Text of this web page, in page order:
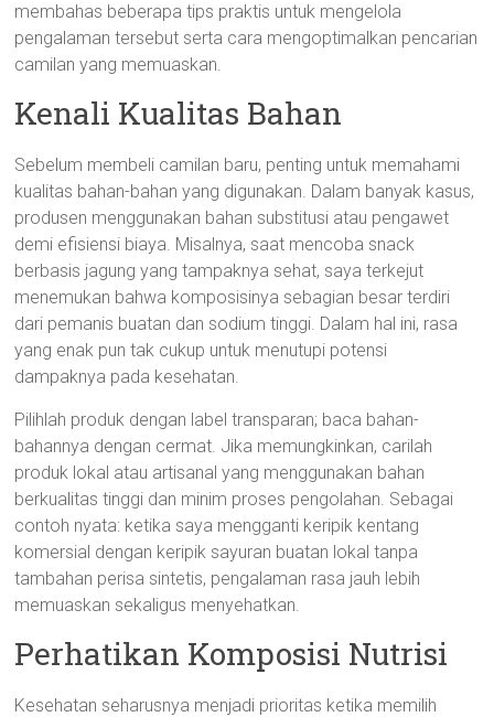
membahas beberapa tips praktis untuk mengelola
pengalaman tersebut serta cara mengoptimalkan pencarian
camilan yang memuaskan.
Kenali Kualitas Bahan
Sebelum membeli camilan baru, penting untuk memahami
kualitas bahan-bahan yang digunakan. Dalam banyak kasus,
produsen menggunakan bahan substitusi atau pengawet
demi efisiensi biaya. Misalnya, saat mencoba snack
berbasis jagung yang tampaknya sehat, saya terkejut
menemukan bahwa komposisinya sebagian besar terdiri
dari pemanis buatan dan sodium tinggi. Dalam hal ini, rasa
yang enak pun tak cukup untuk menutupi potensi
dampaknya pada kesehatan.
Pilihlah produk dengan label transparan; baca bahan-
bahannya dengan cermat. Jika memungkinkan, carilah
produk lokal atau artisanal yang menggunakan bahan
berkualitas tinggi dan minim proses pengolahan. Sebagai
contoh nyata: ketika saya mengganti keripik kentang
komersial dengan keripik sayuran buatan lokal tanpa
tambahan perisa sintetis, pengalaman rasa jauh lebih
memuaskan sekaligus menyehatkan.
Perhatikan Komposisi Nutrisi
Kesehatan seharusnya menjadi prioritas ketika memilih